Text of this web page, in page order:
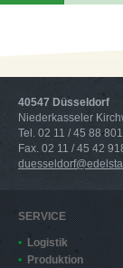
40547 Düsseldorf
Niederkasseler
Tel. 02 11 / 45 88 801
Fax. 02 11 / 45 42
SERVICE
Logistik
Produktion